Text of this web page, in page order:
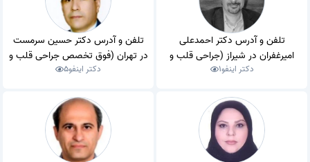
تلفن و آدرس دکتر احمدعلی
امیرغفران در شیراز (جراحی قلب و
عروق)
دکتر اینفو1
تلفن و آدرس دکتر حسین سرمست
در تهران (فوق تخصص جراحی قلب و
عروق)
دکتر اینفو5